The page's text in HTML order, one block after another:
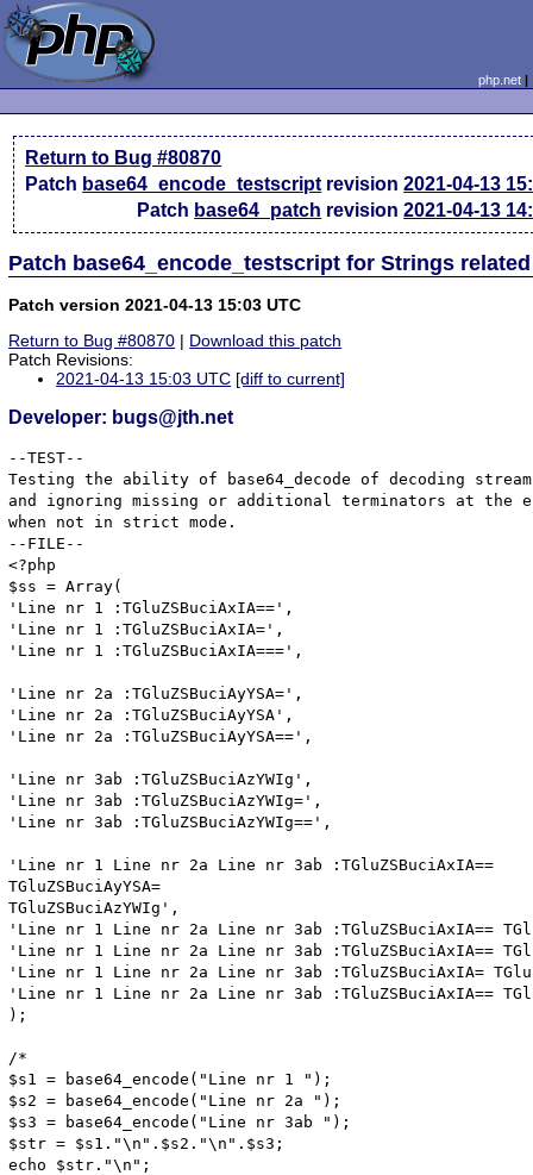
php.net
Return to Bug #80870
Patch base64_encode_testscript revision2021-04-13
Patch base64_patch revision2021-04-13
Patch base64_encode_testscript for Strings
Patch version 2021-04-13 15:03 UTC
Return to Bug #80870 | Download this patch
Patch Revisions:
2021-04-13 15:03 UTC [diff to current]
Developer: bugs@jth.net
--TEST--
Testing the ability of base64_decode of decoding
and ignoring missing or additional terminators at the
when not in strict mode.
--FILE--
<?php
$ss = Array(
'Line nr 1 :TGluZSBuciAxIA==',
'Line nr 1 :TGluZSBuciAxIA=',
'Line nr 1 :TGluZSBuciAxIA===',
'Line nr 2a :TGluZSBuciAyYSA=',
'Line nr 2a :TGluZSBuciAyYSA',
'Line nr 2a :TGluZSBuciAyYSA==',
'Line nr 3ab :TGluZSBuciAzYWIg',
'Line nr 3ab :TGluZSBuciAzYWIg=',
'Line nr 3ab :TGluZSBuciAzYWIg==',
'Line nr 1 Line nr 2a Line nr 3ab :TGluZSBuciAxIA==
TGluZSBuciAyYSA=
TGluZSBuciAzYWIg',
'Line nr 1 Line nr 2a Line nr 3ab :TGluZSBuciAxIA==
'Line nr 1 Line nr 2a Line nr 3ab :TGluZSBuciAxIA==
'Line nr 1 Line nr 2a Line nr 3ab :TGluZSBuciAxIA=
'Line nr 1 Line nr 2a Line nr 3ab :TGluZSBuciAxIA==
);
/*
$s1 = base64_encode("Line nr 1 ");
$s2 = base64_encode("Line nr 2a ");
$s3 = base64_encode("Line nr 3ab ");
$str = $s1."\n".$s2."\n".$s3;
echo $str."\n";